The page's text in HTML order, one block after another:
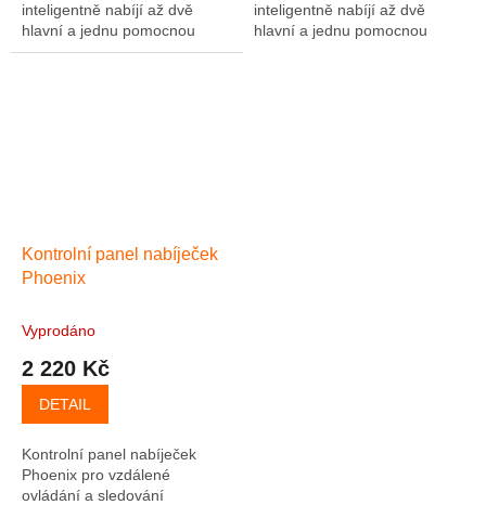
inteligentně nabíjí až dvě
hlavní a jednu pomocnou
(startovací) baterii. Vhodné
inteligentně nabíjí až dvě
hlavní a jednu pomocnou
Kontrolní panel nabíječek
Phoenix
Vyprodáno
2 220 Kč
DETAIL
Kontrolní panel nabíječek
Phoenix pro vzdálené
ovládání a sledování